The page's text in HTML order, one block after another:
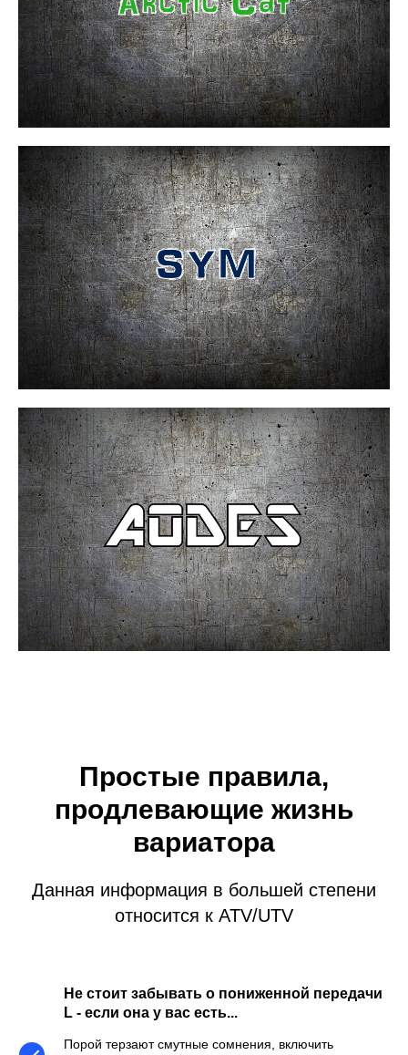
Простые правила,
продлевающие жизнь
вариатора
Данная информация в большей степени
относится к ATV/UTV
Не стоит забывать о пониженной передачи
L - если она у вас есть...
Порой терзают смутные сомнения, включить